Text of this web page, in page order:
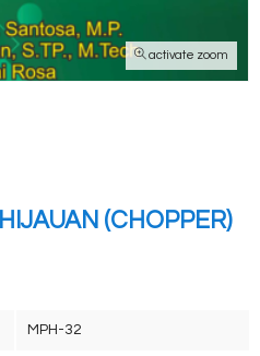
activate zoom
(CHOPPER)
MPH-32